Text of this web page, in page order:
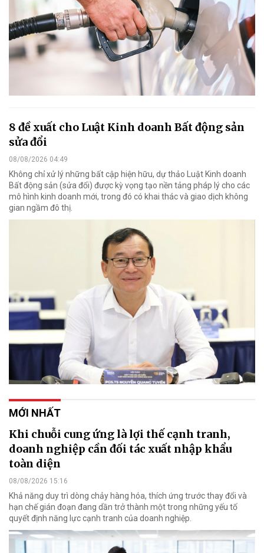
8 đề xuất cho Luật Kinh doanh Bất động sản
sửa đổi
08/08/2026 04:49
Không chỉ xử lý những bất cập hiện hữu, dự thảo Luật Kinh doanh
Bất động sản (sửa đổi) được kỳ vọng tạo nền tảng pháp lý cho các
mô hình kinh doanh mới, trong đó có khai thác và giao dịch không
gian ngầm đô thị.
MỚI NHẤT
Khi chuỗi cung ứng là lợi thế cạnh tranh,
doanh nghiệp cần đối tác xuất nhập khẩu
toàn diện
08/08/2026 15:16
Khả năng duy trì dòng chảy hàng hóa, thích ứng trước thay đổi và
hạn chế gián đoạn đang dần trở thành một trong những yếu tố
quyết định năng lực cạnh tranh của doanh nghiệp.